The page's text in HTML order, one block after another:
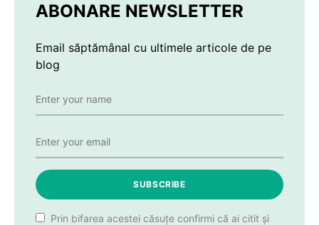
ABONARE NEWSLETTER
Email săptămânal cu ultimele articole de pe
blog
SUBSCRIBE
Prin bifarea acestei căsuțe confirmi că ai citit și